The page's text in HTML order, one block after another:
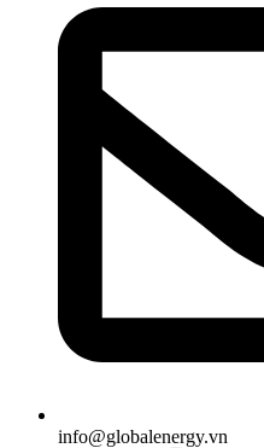
info@globalenergy.vn